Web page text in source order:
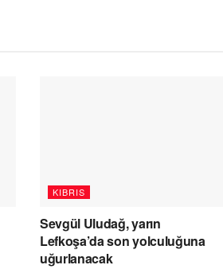
KIBRIS
Sevgül Uludağ, yarın
Lefkoşa’da son yolculuğuna
uğurlanacak